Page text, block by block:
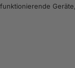
funktionierende